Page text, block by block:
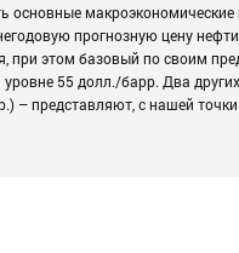
основные
прогнозную цену
при этом базовый по своим
55 долл./барр. Два
– представляют, с нашей